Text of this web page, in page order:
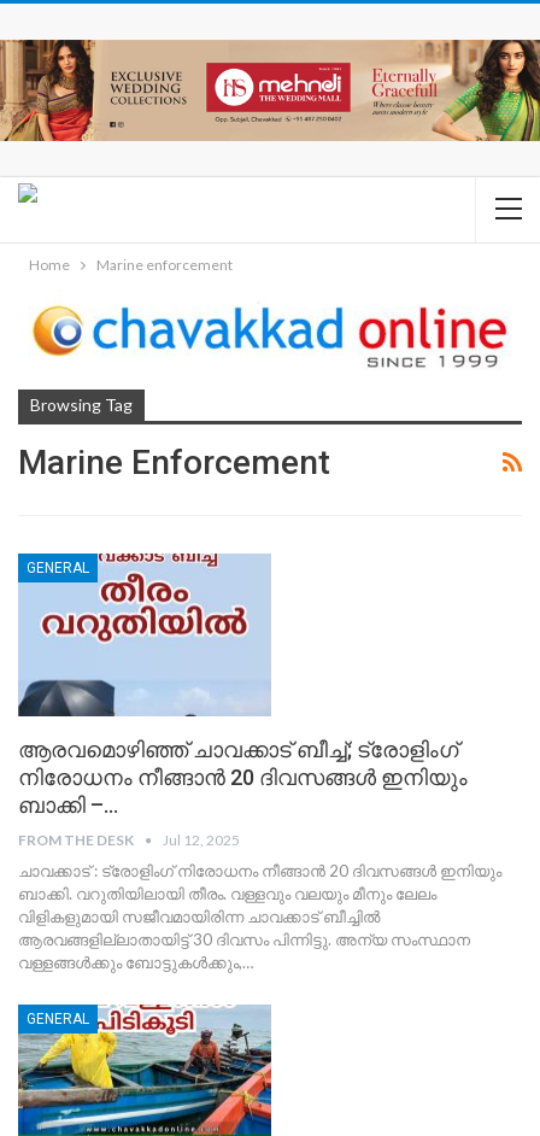
Home Marine enforcement
Browsing Tag
Marine Enforcement
GENERAL
ആരവമൊഴിഞ്ഞ് ചാവക്കാട് ബീച്ച്; ട്രോളിംഗ്
നിരോധനം നീങ്ങാൻ 20 ദിവസങ്ങൾ ഇനിയും
ബാക്കി –…
FROM THE DESK Jul 12, 2025
ചാവക്കാട് : ട്രോളിംഗ് നിരോധനം നീങ്ങാൻ 20 ദിവസങ്ങൾ ഇനിയും
ബാക്കി. വറുതിയിലായി തീരം. വള്ളവും വലയും മീനും ലേലം
വിളികളുമായി സജീവമായിരിന്ന ചാവക്കാട് ബീച്ചിൽ
ആരവങ്ങളില്ലാതായിട്ട് 30 ദിവസം പിന്നിട്ടു. അന്യ സംസ്ഥാന
വള്ളങ്ങൾക്കും ബോട്ടുകൾക്കും,…
GENERAL